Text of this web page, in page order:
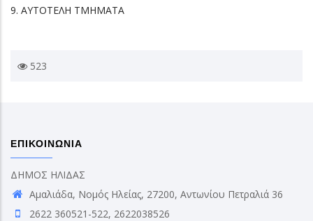
9. ΑΥΤΟΤΕΛΗ ΤΜΗΜΑΤΑ
523
ΕΠΙΚΟΙΝΩΝΙΑ
ΔΗΜΟΣ ΗΛΙΔΑΣ
Αμαλιάδα, Νομός Ηλείας, 27200, Αντωνίου Πετραλιά 36
2622 360521-522, 2622038526